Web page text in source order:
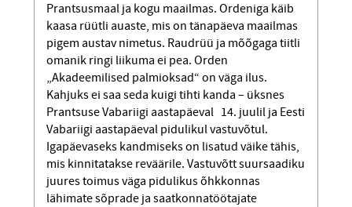
Prantsusmaal ja kogu maailmas. Ordeniga käib
kaasa rüütli auaste, mis on tänapäeva maailmas
pigem austav nimetus. Raudrüü ja mõõgaga tiitli
omanik ringi liikuma ei pea. Orden
„Akadeemilised palmioksad“ on väga ilus.
Kahjuks ei saa seda kuigi tihti kanda – üksnes
Prantsuse Vabariigi aastapäeval 14. juulil ja Eesti
Vabariigi aastapäeval pidulikul vastuvõtul.
Igapäevaseks kand­miseks on lisatud väike tähis,
mis kinnitatakse reväärile. Vastuvõtt suursaadiku
juures toimus väga pidulikus õhkkonnas
lähimate sõprade ja saatkonnatöötajate